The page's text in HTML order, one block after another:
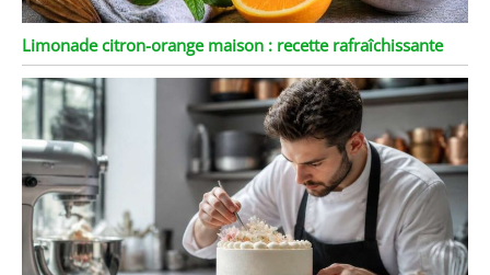
Limonade citron-orange maison : recette rafraîchissante